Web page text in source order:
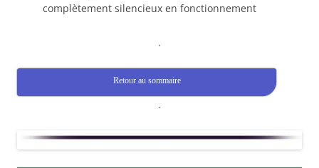
complètement silencieux en fonctionnement
.
Retour au sommaire
.